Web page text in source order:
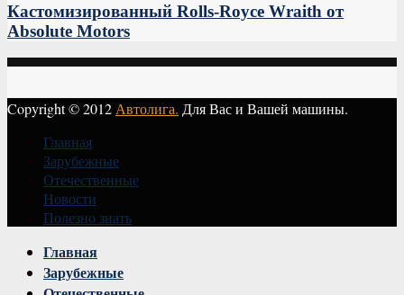
Кастомизированный Rolls-Royce Wraith от
Absolute Motors
Copyright © 2012Автолига. Для Вас и Вашей машины.
Главная
Зарубежные
Отечественные
Новости
Полезно знать
Главная
Зарубежные